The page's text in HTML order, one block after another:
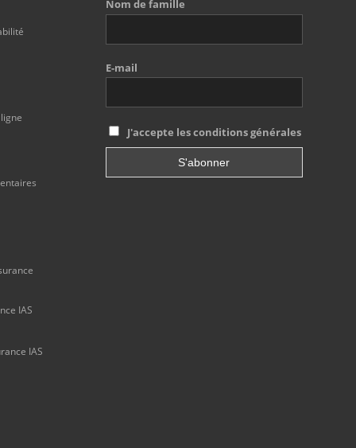
IAS
IAS
Nom de famille
E-mail
J'accepte les conditions générales